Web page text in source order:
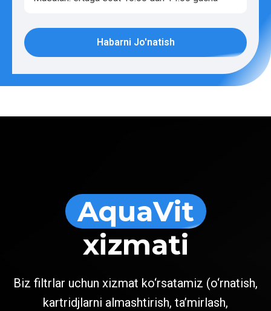
Habarni Jo'natish
AquaVit
xizmati
Biz filtrlar uchun xizmat ko‘rsatamiz (o‘rnatish,
kartridjlarni almashtirish, ta’mirlash,